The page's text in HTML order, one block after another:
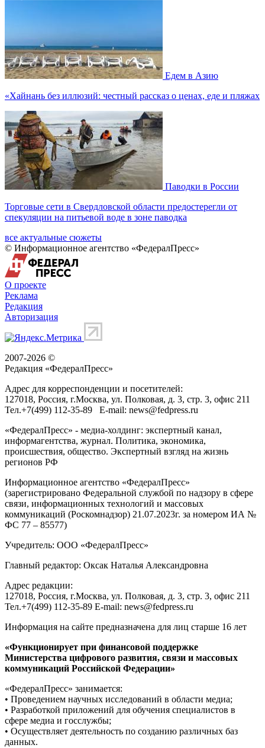
Едем в Азию
«Хайнань без иллюзий: честный рассказ о ценах, еде и пляжах
Паводки в России
Торговые сети в Свердловской области предостерегли от
спекуляции на питьевой воде в зоне паводка
все актуальные сюжеты
© Информационное агентство «ФедералПресс»
О проекте
Реклама
Редакция
Авторизация
2007-2026 ©
Редакция «ФедералПресс»
Адрес для корреспонденции и посетителей:
127018, Россия, г.Москва, ул. Полковая, д. 3, стр. 3, офис 211
Тел.+7(499) 112-35-89 E-mail: news@fedpress.ru
«ФедералПресс» - медиа-холдинг: экспертный канал,
информагентства, журнал. Политика, экономика,
происшествия, общество. Экспертный взгляд на жизнь
регионов РФ
Информационное агентство «ФедералПресс»
(зарегистрировано Федеральной службой по надзору в сфере
связи, информационных технологий и массовых
коммуникаций (Роскомнадзор) 21.07.2023г. за номером ИА №
ФС 77 – 85577)
Учредитель: ООО «ФедералПресс»
Главный редактор: Оксак Наталья Александровна
Адрес редакции:
127018, Россия, г.Москва, ул. Полковая, д. 3, стр. 3, офис 211
Тел.+7(499) 112-35-89 E-mail: news@fedpress.ru
Информация на сайте предназначена для лиц старше 16 лет
«Функционирует при финансовой поддержке
Министерства цифрового развития, связи и массовых
коммуникаций Российской Федерации»
«ФедералПресс» занимается:
• Проведением научных исследований в области медиа;
• Разработкой приложений для обучения специалистов в
сфере медиа и госслужбы;
• Осуществляет деятельность по созданию различных баз
данных.